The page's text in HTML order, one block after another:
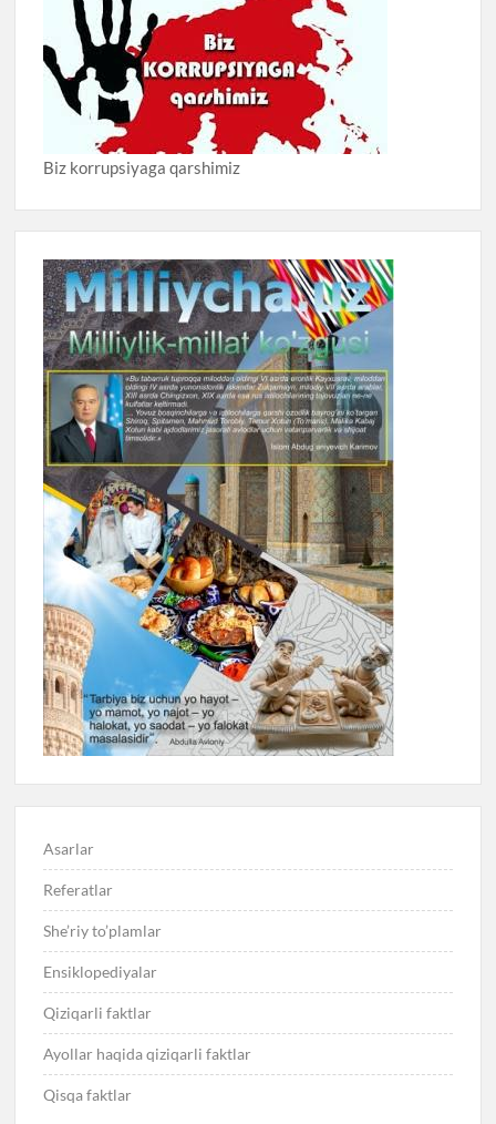
Biz korrupsiyaga qarshimiz
Asarlar
Referatlar
She’riy to’plamlar
Ensiklopediyalar
Qiziqarli faktlar
Ayollar haqida qiziqarli faktlar
Qisqa faktlar